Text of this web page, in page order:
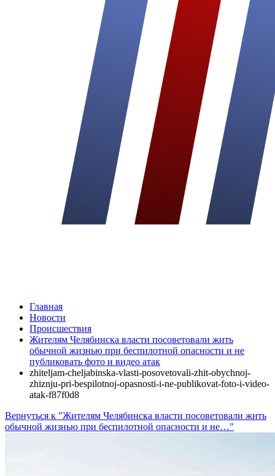
Главная
Новости
Происшествия
Жителям Челябинска власти посоветовали жить
обычной жизнью при беспилотной опасности и не
публиковать фото и видео атак
zhiteljam-cheljabinska-vlasti-posovetovali-zhit-obychnoj-
zhiznju-pri-bespilotnoj-opasnosti-i-ne-publikovat-foto-i-video-
atak-f87f0d8
Вернуться к "Жителям Челябинска власти посоветовали жить
обычной жизнью при беспилотной опасности и не…"